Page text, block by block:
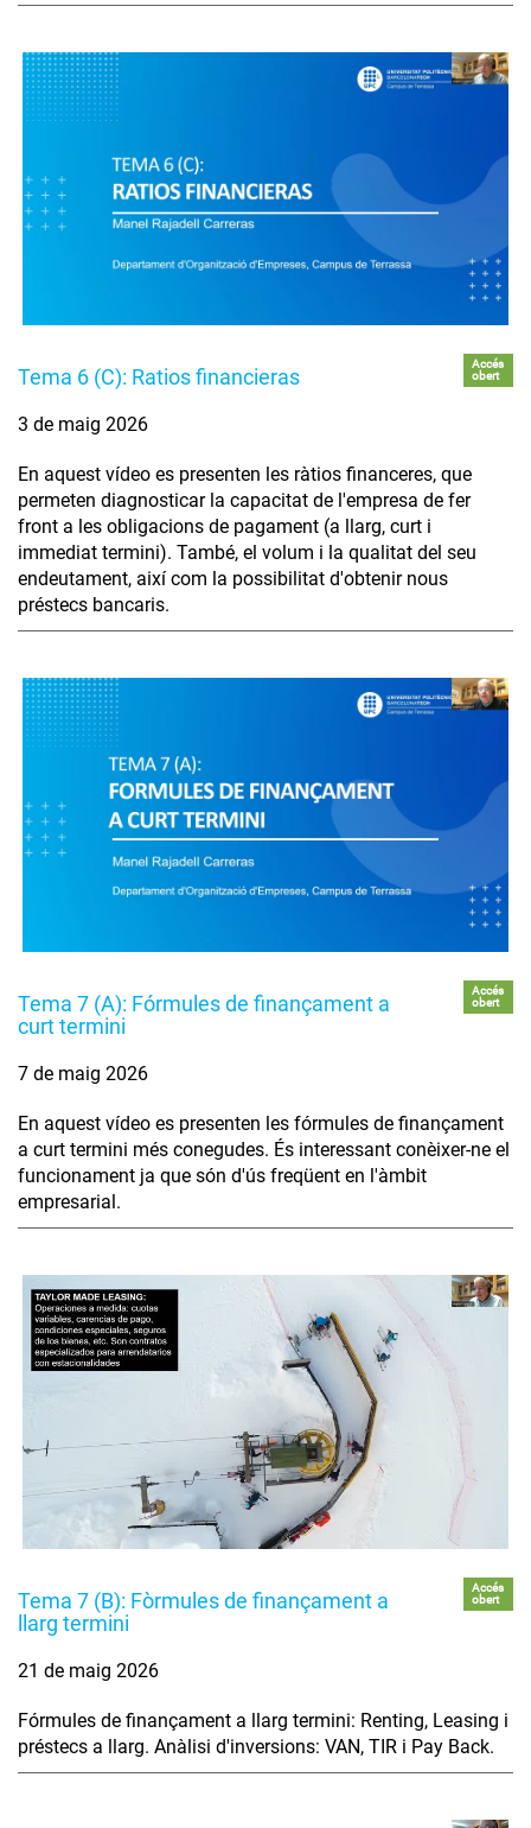
Tema 6 (C): Ratios financieras
Accés
obert
3 de maig 2026
En aquest vídeo es presenten les ràtios financeres, que
permeten diagnosticar la capacitat de l'empresa de fer
front a les obligacions de pagament (a llarg, curt i
immediat termini). També, el volum i la qualitat del seu
endeutament, així com la possibilitat d'obtenir nous
préstecs bancaris.
Tema 7 (A): Fórmules de finançament a
curt termini
Accés
obert
7 de maig 2026
En aquest vídeo es presenten les fórmules de finançament
a curt termini més conegudes. És interessant conèixer-ne el
funcionament ja que són d'ús freqüent en l'àmbit
empresarial.
Tema 7 (B): Fòrmules de finançament a
llarg termini
Accés
obert
21 de maig 2026
Fórmules de finançament a llarg termini: Renting, Leasing i
préstecs a llarg. Anàlisi d'inversions: VAN, TIR i Pay Back.